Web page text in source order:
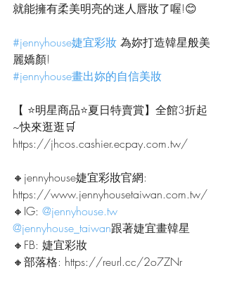
就能擁有柔美明亮的迷人唇妝了喔!😊
#jennyhouse婕宜彩妝 為妳打造韓星般美
麗嬌顏!
#jennyhouse畫出妳的自信美妝
【 ⭐明星商品⭐夏日特賣賞】全館3折起
~快來逛逛🛒
https://jhcos.cashier.ecpay.com.tw/
🔸jennyhouse婕宜彩妝官網:
https://www.jennyhousetaiwan.com.tw/
🔸IG: @jennyhouse.tw
@jennyhouse_taiwan跟著婕宜畫韓星
🔸FB: 婕宜彩妝
🔸部落格: https://reurl.cc/2o7ZNr